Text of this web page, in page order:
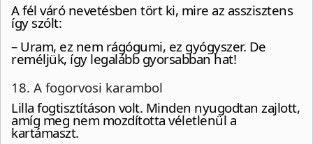
A fél váró nevetésben tört ki, mire az asszisztens
így szólt:
– Uram, ez nem rágógumi, ez gyógyszer. De
reméljük, így legalább gyorsabban hat!
18. A fogorvosi karambol
Lilla fogtisztításon volt. Minden nyugodtan zajlott,
amíg meg nem mozdította véletlenül a
kartámaszt.